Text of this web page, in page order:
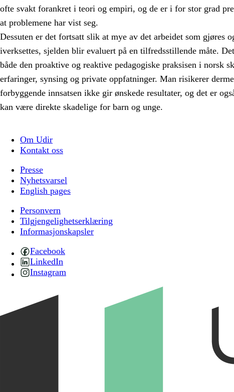
ofte svakt forankret i teori og empiri, og de er i for stor grad
at problemene har vist seg.
Dessuten er det fortsatt slik at mye av det arbeidet som gjøres
iverksettes, sjelden blir evaluert på en tilfredsstillende måte.
både den proaktive og reaktive pedagogiske praksisen i norsk
erfaringer, synsing og private oppfatninger. Man risikerer
forbyggende innsatsen ikke gir ønskede resultater, og det er
kan være direkte skadelige for barn og unge.
Om Udir
Kontakt oss
Presse
Nyhetsvarsel
English pages
Personvern
Tilgjengelighetserklæring
Informasjonskapsler
Facebook
LinkedIn
Instagram